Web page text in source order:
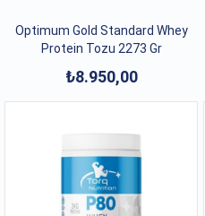
Optimum Gold Standard Whey
Protein Tozu 2273 Gr
₺8.950,00